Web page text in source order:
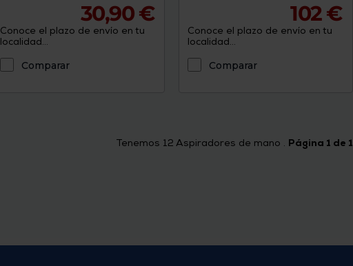
30,90 €
Conoce el plazo de envío en tu
localidad...
Comparar
102 €
Conoce el plazo de envío en tu
localidad...
Comparar
Tenemos 12 Aspiradores de mano . Página 1 de 1